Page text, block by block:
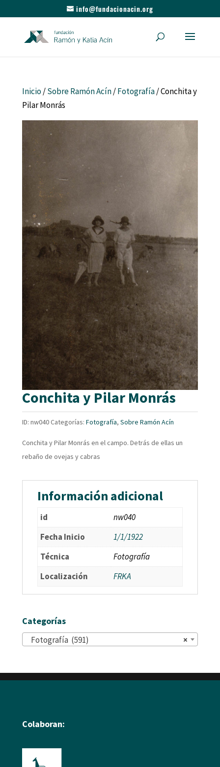
info@fundacionacin.org
Inicio/Sobre Ramón Acín/Fotografía/ Conchita y
Pilar Monrás
Conchita y Pilar Monrás
ID: nw040Categorías: Fotografía, Sobre Ramón Acín
Conchita y Pilar Monrás en el campo. Detrás de ellas un
rebaño de ovejas y cabras
Información adicional
id
nw040
Fecha Inicio
1/1/1922
Técnica
Fotografía
Localización
FRKA
Categorías
×
Fotografía (591)
Colaboran: